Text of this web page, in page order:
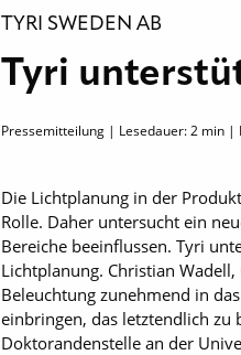
TYRI SWEDEN AB
Tyri
Pressemitteilung | Lesedauer:2 min |
Die Lichtplanung in der
Rolle. Daher untersucht ein
Bereiche beeinflussen. Tyri
Lichtplanung. Christian
Beleuchtung zunehmend in
einbringen, das letztendlich zu
Doktorandenstelle an der